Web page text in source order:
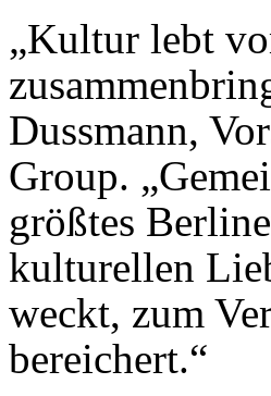
„Kultur lebt
Dussmann,
Group.
größtes
kulturellen
weckt, zum
bereichert.“